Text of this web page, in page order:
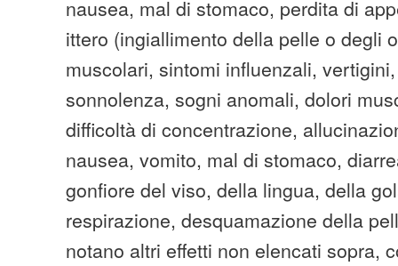
nausea, mal di stomaco, perdita di
ittero (ingiallimento della pelle o degli
muscolari, sintomi influenzali,
sonnolenza, sogni anomali, dolori
difficoltà di concentrazione,
nausea, vomito, mal di stomaco,
gonfiore del viso, della lingua, della
respirazione, desquamazione della
notano altri effetti non elencati sopra,